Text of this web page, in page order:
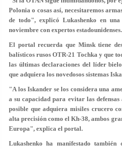
Polonia o cosas así, necesitaremos
de todo", explicó Lukashenko en
noviembre con expertos estadounidenses.
El portal recuerda que Minsk tiene
balísticos rusos OTR-21 Tochka y que
las últimas declaraciones del líder
que adquiera los novedosos sistemas
"A los Iskander se los considera una
a su capacidad para evitar las
posible que adquiera misiles crucero
alta precisión como el Kh-38, ambos
Europa", explica el portal.
Lukashenko ha manifestado también